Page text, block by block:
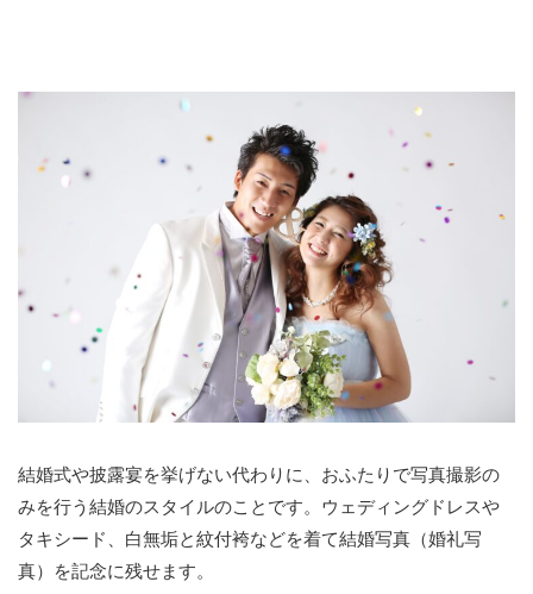
結婚式や披露宴を挙げない代わりに、おふたりで写真撮影の
みを行う結婚のスタイルのことです。ウェディングドレスや
タキシード、白無垢と紋付袴などを着て結婚写真（婚礼写
真）を記念に残せます。